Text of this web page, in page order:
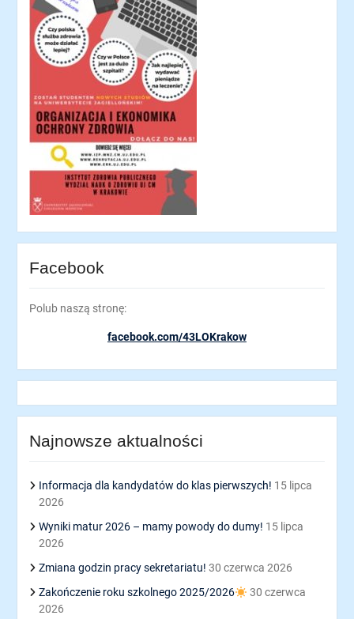
Facebook
Polub naszą stronę:
facebook.com/43LOKrakow
Najnowsze aktualności
Informacja dla kandydatów do klas pierwszych! 15 lipca
2026
Wyniki matur 2026 – mamy powody do dumy! 15 lipca
2026
Zmiana godzin pracy sekretariatu! 30 czerwca 2026
Zakończenie roku szkolnego 2025/2026
30 czerwca
2026